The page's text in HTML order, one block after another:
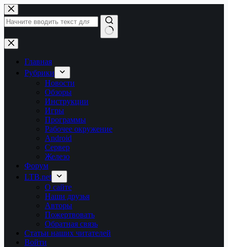
Перейти
к
сути
Ничего
не
найденоГлавная
Рубрики
Новости
Обзоры
Инструкции
Игры
Программы
Рабочее окружение
Android
Сервер
Железо
Форум
LTB.net
О сайте
Наши друзья
Авторы
Пожертвовать
Обратная связь
Статьи наших читателей
Войти